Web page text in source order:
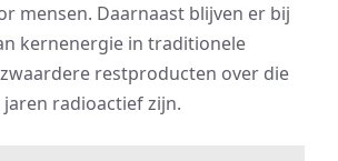
mensen. Daarnaast blijven er bij
kernenergie in traditionele
restproducten over die
radioactief zijn.